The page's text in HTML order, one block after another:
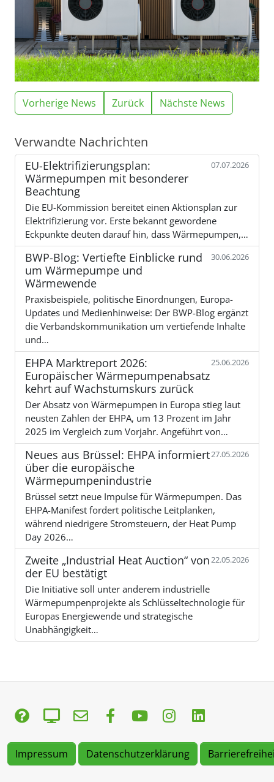
Vorherige News Zurück Nächste News
Verwandte Nachrichten
EU-Elektrifizierungsplan:
Wärmepumpen mit besonderer
Beachtung
07.07.2026
Die EU-Kommission bereitet einen Aktionsplan zur
Elektrifizierung vor. Erste bekannt gewordene
Eckpunkte deuten darauf hin, dass Wärmepumpen,…
BWP-Blog: Vertiefte Einblicke rund
um Wärmepumpe und
Wärmewende
30.06.2026
Praxisbeispiele, politische Einordnungen, Europa-
Updates und Medienhinweise: Der BWP-Blog ergänzt
die Verbandskommunikation um vertiefende Inhalte
und…
EHPA Marktreport 2026:
Europäischer Wärmepumpenabsatz
kehrt auf Wachstumskurs zurück
25.06.2026
Der Absatz von Wärmepumpen in Europa stieg laut
neusten Zahlen der EHPA, um 13 Prozent im Jahr
2025 im Vergleich zum Vorjahr. Angeführt von…
Neues aus Brüssel: EHPA informiert
über die europäische
Wärmepumpenindustrie
27.05.2026
Brüssel setzt neue Impulse für Wärmepumpen. Das
EHPA-Manifest fordert politische Leitplanken,
während niedrigere Stromsteuern, der Heat Pump
Day 2026…
Zweite „Industrial Heat Auction“ von
der EU bestätigt
22.05.2026
Die Initiative soll unter anderem industrielle
Wärmepumpenprojekte als Schlüsseltechnologie für
Europas Energiewende und strategische
Unabhängigkeit…
Impressum Datenschutzerklärung